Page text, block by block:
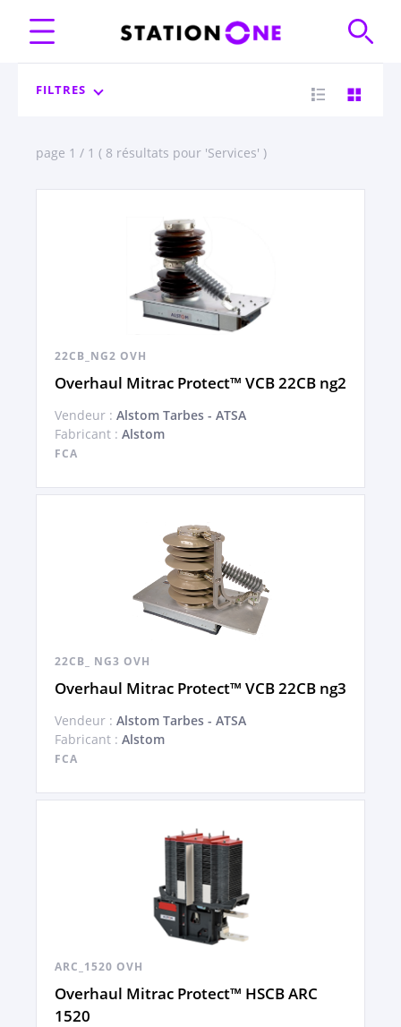
FILTRES
page 1 / 1 ( 8 résultats pour 'Services' )
22CB_NG2 OVH
Overhaul Mitrac Protect™ VCB 22CB ng2
Vendeur : Alstom Tarbes - ATSA
Fabricant : Alstom
FCA
22CB_ NG3 OVH
Overhaul Mitrac Protect™ VCB 22CB ng3
Vendeur : Alstom Tarbes - ATSA
Fabricant : Alstom
FCA
ARC_1520 OVH
Overhaul Mitrac Protect™ HSCB ARC
1520